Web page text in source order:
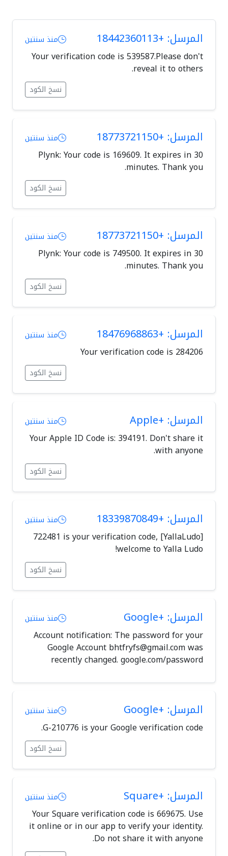
المرسل: +18442360113 منذ سنتين
Your verification code is 539587.Please don't
reveal it to others.
نسخ الكود
المرسل: +18773721150 منذ سنتين
Plynk: Your code is 169609. It expires in 30
minutes. Thank you.
نسخ الكود
المرسل: +18773721150 منذ سنتين
Plynk: Your code is 749500. It expires in 30
minutes. Thank you.
نسخ الكود
المرسل: +18476968863 منذ سنتين
Your verification code is 284206
نسخ الكود
المرسل: +Apple منذ سنتين
Your Apple ID Code is: 394191. Don't share it
with anyone.
نسخ الكود
المرسل: +18339870849 منذ سنتين
[YallaLudo] 722481 is your verification code,
welcome to Yalla Ludo!
نسخ الكود
المرسل: +Google منذ سنتين
Account notification: The password for your
Google Accountbhtfryfs@gmail.comwas
recently changed. google.com/password
المرسل: +Google منذ سنتين
G-210776 is your Google verification code.
نسخ الكود
المرسل: +Square منذ سنتين
Your Square verification code is 669675. Use
it online or in our app to verify your identity.
Do not share it with anyone.